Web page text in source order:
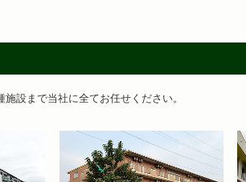
設まで当社に全てお任せください。